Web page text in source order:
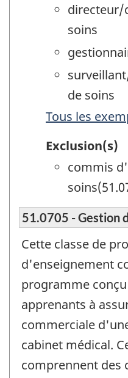
directeur/
soins
de soins
Tous les
Exclusion(s)
commis
51.0705 - Gestion
Cette classe de
d'enseignement
programme
apprenants à
commerciale
cabinet médical.
comprennent des